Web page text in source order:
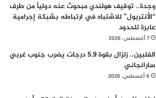
وجدة.. توقيف هولندي مبحوث عنه دولياً من طرف
“الأنتربول” للاشتباه في ارتباطه بشبكة إجرامية
عابرة للحدود
7 أغسطس، 2026
الفلبين.. زلزال بقوة 5,9 درجات يضرب جنوب غربي
سارانجاني
6 أغسطس، 2026